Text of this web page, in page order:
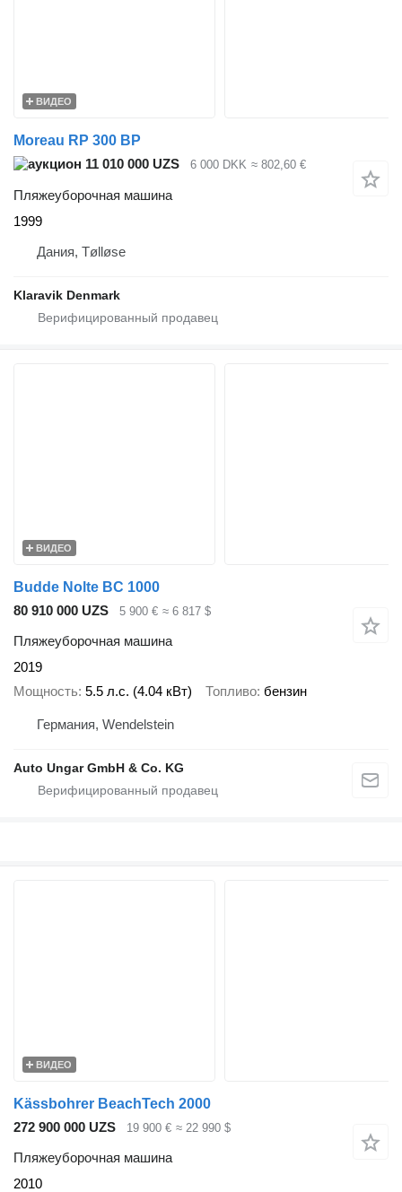
ВИДЕО
Moreau RP 300 BP
11 010 000 UZS
6 000 DKK ≈ 802,60 €
Пляжеуборочная машина
1999
Дания, Tølløse
Klaravik Denmark
ВИДЕО
Budde Nolte BC 1000
80 910 000 UZS
5 900 € ≈ 6 817 $
Пляжеуборочная машина
2019
Мощность 5.5 л.с. (4.04 кВт) Топливо бензин
Германия, Wendelstein
Auto Ungar GmbH & Co. KG
ВИДЕО
Kässbohrer BeachTech 2000
272 900 000 UZS
19 900 € ≈ 22 990 $
Пляжеуборочная машина
2010